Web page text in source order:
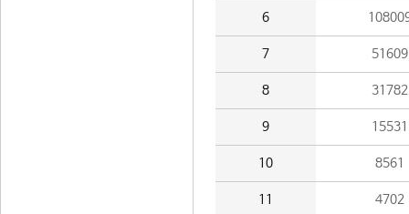
6
7 51609
8 31782
9 15531
10 8561
11 4702